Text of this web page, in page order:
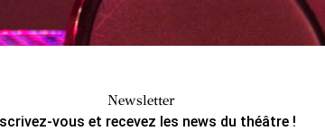
Newsletter
vous et recevez les news du théâtre !